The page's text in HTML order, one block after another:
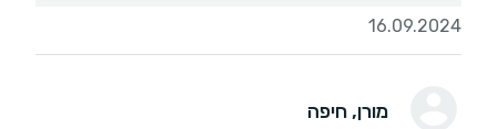
16.09.2024
מורן, חיפה